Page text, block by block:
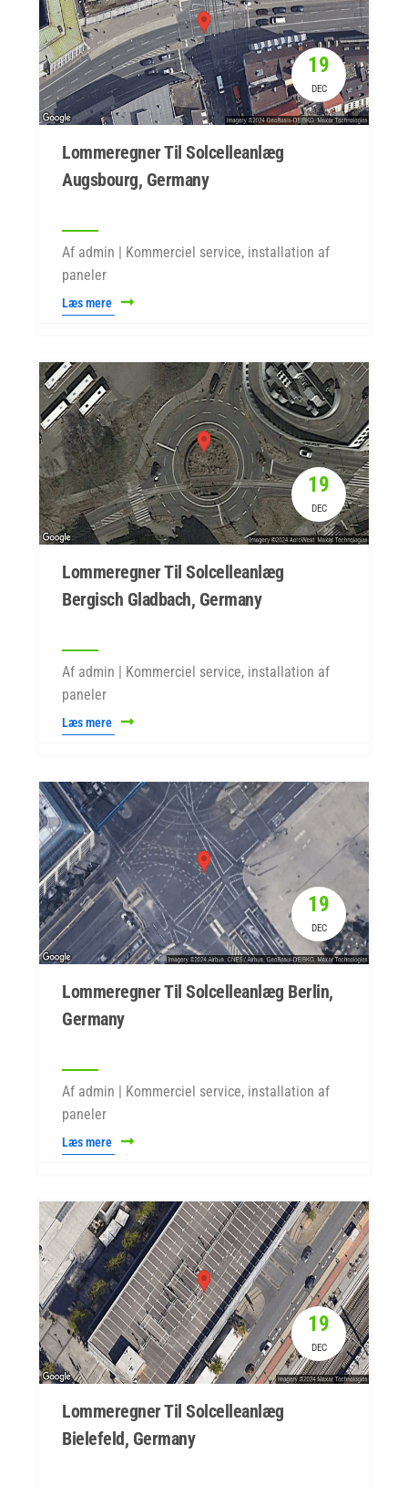
19
DEC
Lommeregner Til Solcelleanlæg
Augsbourg, Germany
Af admin | Kommerciel service, installation af
paneler
Læs mere
19
DEC
Lommeregner Til Solcelleanlæg
Bergisch Gladbach, Germany
Af admin | Kommerciel service, installation af
paneler
Læs mere
19
DEC
Lommeregner Til Solcelleanlæg Berlin,
Germany
Af admin | Kommerciel service, installation af
paneler
Læs mere
19
DEC
Lommeregner Til Solcelleanlæg
Bielefeld, Germany